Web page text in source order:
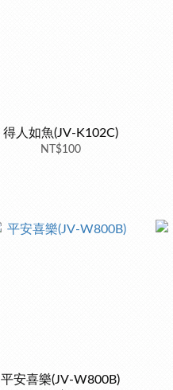
得人如魚(JV-K102C)
NT$100
平安喜樂(JV-W800B)